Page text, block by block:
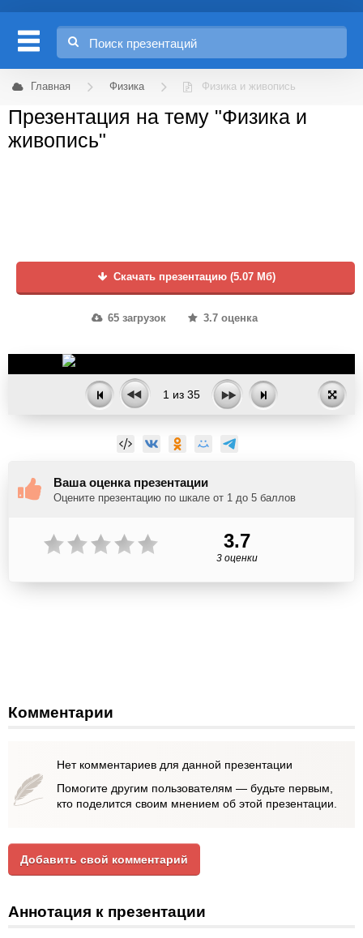
Главная Физика Физика и живопись
Презентация на тему "Физика и
живопись"
Скачать презентацию (5.07 Мб)
65 загрузок 3.7 оценка
1 из 35
Ваша оценка презентации
Оцените презентацию по шкале от 1 до 5 баллов
3.7
3 оценки
Комментарии
Нет комментариев для данной презентации
Помогите другим пользователям — будьте первым,
кто поделится своим мнением об этой презентации.
Добавить свой комментарий
Аннотация к презентации